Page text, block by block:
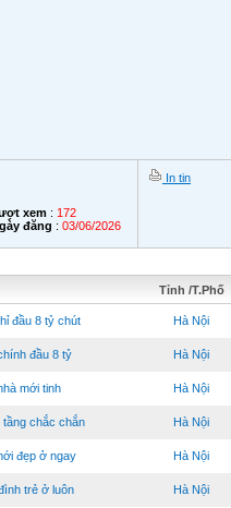
xem : 172
đăng : 03/06/2026
In tin
Tỉnh /T.Phố
đầu 8 tỷ chút Hà Nội
đầu 8 tỷ Hà Nội
mới tinh Hà Nội
tầng chắc chắn Hà Nội
đẹp ở ngay Hà Nội
trẻ ở luôn Hà Nội